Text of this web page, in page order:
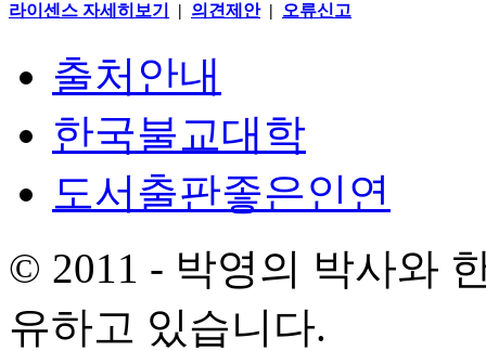
라이센스 자세히보기 | 의견제안| 오류신고
출처안내
한국불교대학
도서출판좋은인연
© 2011 - 박영의 박사와
유하고 있습니다.